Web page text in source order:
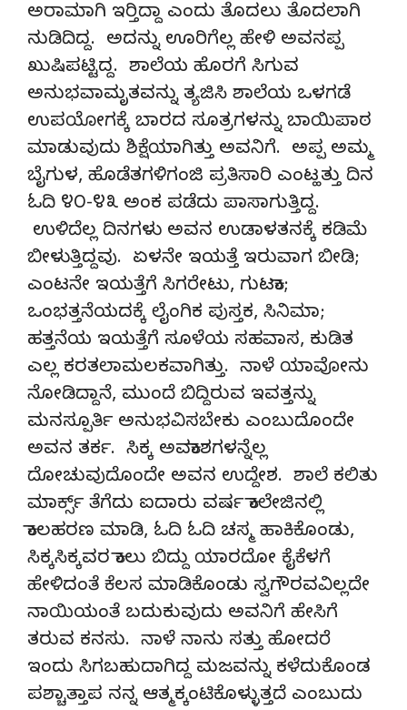
ಅರಾಮಾಗಿ ಇರ್‍ತಿದ್ದಾ ಎಂದು ತೊದಲು ತೊದಲಾಗಿ
ನುಡಿದಿದ್ದ. ಅದನ್ನು ಊರಿಗೆಲ್ಲ ಹೇಳಿ ಅವನಪ್ಪ
ಖುಷಿಪಟ್ಟಿದ್ದ. ಶಾಲೆಯ ಹೊರಗೆ ಸಿಗುವ
ಅನುಭವಾಮೃತವನ್ನು ತ್ಯಜಿಸಿ ಶಾಲೆಯ ಒಳಗಡೆ
ಉಪಯೋಗಕ್ಕೆ ಬಾರದ ಸೂತ್ರಗಳನ್ನು ಬಾಯಿಪಾಠ
ಮಾಡುವುದು ಶಿಕ್ಷೆಯಾಗಿತ್ತು ಅವನಿಗೆ. ಅಪ್ಪ ಅಮ್ಮ
ಬೈಗುಳ, ಹೊಡೆತಗಳಿಗಂಜಿ ಪ್ರತಿಸಾರಿ ಎಂಟ್ಹತ್ತು ದಿನ
ಓದಿ ೪೦-೪೩ ಅಂಕ ಪಡೆದು ಪಾಸಾಗುತ್ತಿದ್ದ.
ಉಳಿದೆಲ್ಲ ದಿನಗಳು ಅವನ ಉಡಾಳತನಕ್ಕೆ ಕಡಿಮೆ
ಬೀಳುತ್ತಿದ್ದವು. ಏಳನೇ ಇಯತ್ತೆ ಇರುವಾಗ ಬೀಡಿ;
ಎಂಟನೇ ಇಯತ್ತೆಗೆ ಸಿಗರೇಟು, ಗುಟಕಾ;
ಒಂಭತ್ತನೆಯದಕ್ಕೆ ಲೈಂಗಿಕ ಪುಸ್ತಕ, ಸಿನಿಮಾ;
ಹತ್ತನೆಯ ಇಯತ್ತೆಗೆ ಸೂಳೆಯ ಸಹವಾಸ, ಕುಡಿತ
ಎಲ್ಲ ಕರತಲಾಮಲಕವಾಗಿತ್ತು. ನಾಳೆ ಯಾವೋನು
ನೋಡಿದ್ದಾನೆ, ಮುಂದೆ ಬಿದ್ದಿರುವ ಇವತ್ತನ್ನು
ಮನಸ್ಪೂರ್ತಿ ಅನುಭವಿಸಬೇಕು ಎಂಬುದೊಂದೇ
ಅವನ ತರ್ಕ. ಸಿಕ್ಕ ಅವಕಾಶಗಳನ್ನೆಲ್ಲ
ದೋಚುವುದೊಂದೇ ಅವನ ಉದ್ದೇಶ. ಶಾಲೆ ಕಲಿತು
ಮಾರ್ಕ್ಸ್ ತೆಗೆದು ಐದಾರು ವರ್ಷ ಕಾಲೇಜಿನಲ್ಲಿ
ಕಾಲಹರಣ ಮಾಡಿ, ಓದಿ ಓದಿ ಚಸ್ಮ ಹಾಕಿಕೊಂಡು,
ಸಿಕ್ಕಸಿಕ್ಕವರ ಕಾಲು ಬಿದ್ದು ಯಾರದೋ ಕೈಕೆಳಗೆ
ಹೇಳಿದಂತೆ ಕೆಲಸ ಮಾಡಿಕೊಂಡು ಸ್ವಗೌರವವಿಲ್ಲದೇ
ನಾಯಿಯಂತೆ ಬದುಕುವುದು ಅವನಿಗೆ ಹೇಸಿಗೆ
ತರುವ ಕನಸು. ನಾಳೆ ನಾನು ಸತ್ತು ಹೋದರೆ
ಇಂದು ಸಿಗಬಹುದಾಗಿದ್ದ ಮಜವನ್ನು ಕಳೆದುಕೊಂಡ
ಪಶ್ಚಾತ್ತಾಪ ನನ್ನ ಆತ್ಮಕ್ಕಂಟಿಕೊಳ್ಳುತ್ತದೆ ಎಂಬುದು